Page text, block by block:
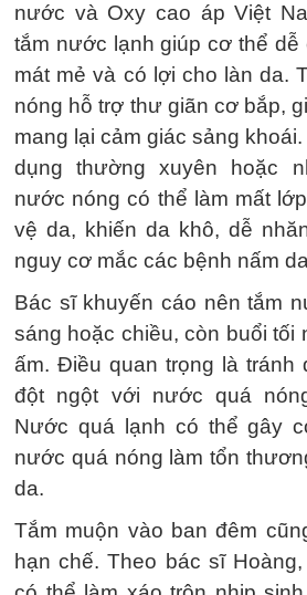
nước và Oxy cao áp Việt
tắm nước lạnh giúp cơ thể dễ
mát mẻ và có lợi cho làn da.
nóng hỗ trợ thư giãn cơ bắp,
mang lại cảm giác sảng
dụng thường xuyên hoặc
nước nóng có thể làm mất
vệ da, khiến da khô, dễ
nguy cơ mắc các bệnh nấm
Bác sĩ khuyến cáo nên tắm
sáng hoặc chiều, còn buổi tối
ấm. Điều quan trọng là tránh
đột ngột với nước quá
Nước quá lạnh có thể gây
nước quá nóng làm tổn
da.
Tắm muộn vào ban đêm
hạn chế. Theo bác sĩ